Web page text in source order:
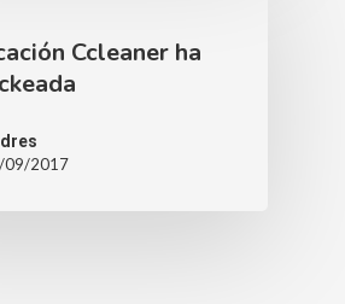
Ccleaner ha
09/2017